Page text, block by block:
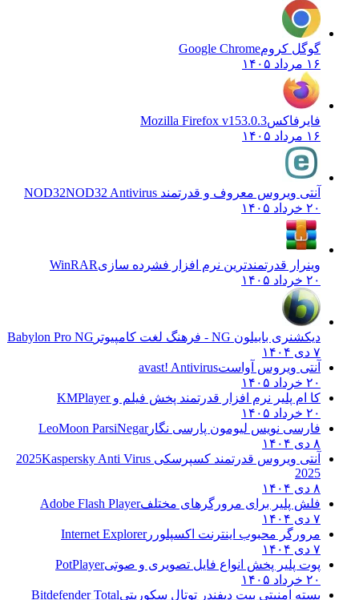
گوگل کرومGoogle Chrome
۱۶ مرداد ۱۴۰۵
فایرفاکسMozilla Firefox v153.0.3
۱۶ مرداد ۱۴۰۵
آنتی ویروس معروف و قدرتمند NOD32 NOD32 Antivirus
۲۰ خرداد ۱۴۰۵
وینرار قدرتمندترین نرم افزار فشرده سازیWinRAR
۲۰ خرداد ۱۴۰۵
دیکشنری بابیلون NG - فرهنگ لغت کامپیوتر
Babylon Pro NG
۷ دی ۱۴۰۴
آنتی ویروس آواستavast! Antivirus
۲۰ خرداد ۱۴۰۵
کا ام پلیر نرم افزار قدرتمند پخش فیلم وKMPlayer
۲۰ خرداد ۱۴۰۵
فارسی نویس لیومون پارسی نگارLeoMoon ParsiNegar
۸ دی ۱۴۰۴
آنتی ویروس قدرتمند کسپرسکی 2025 Kaspersky Anti Virus
2025
۸ دی ۱۴۰۴
فلش پلیر برای مرورگرهای مختلفAdobe Flash Player
۷ دی ۱۴۰۴
مرورگر محبوب اینترنت اکسپلوررInternet Explorer
۷ دی ۱۴۰۴
پوت پلیر پخش انواع فایل تصویری و صوتیPotPlayer
۲۰ خرداد ۱۴۰۵
بسته امنیتی بیت دیفندر توتال سکوریتیBitdefender Total